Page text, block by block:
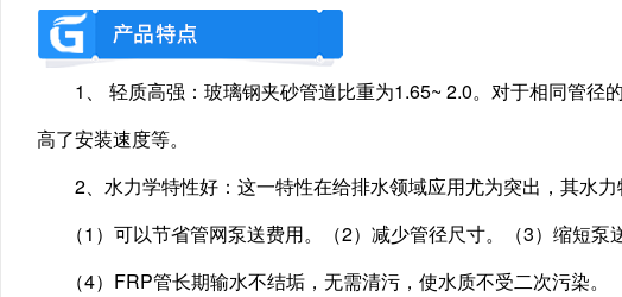
1、 轻质高强：玻璃钢夹砂管道比重为1.65~ 2.0。对于相同管径
高了安装速度等。
2、水力学特性好：这一特性在给排水领域应用尤为突出，其水力
（1）可以节省管网泵送费用。（2）减少管径尺寸。（3）缩短泵送
（4）FRP管长期输水不结垢，无需清污，使水质不受二次污染。